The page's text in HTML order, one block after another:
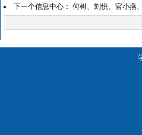
下一个信息中心： 何树、刘悦、官小燕